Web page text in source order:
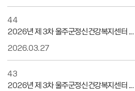
44
2026년 제 3차 울주군정신건강복지센터 ...
2026.03.27
43
2026년 제 3차 울주군정신건강복지센터 ...